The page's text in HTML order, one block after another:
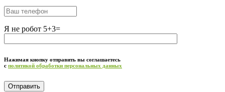
Я не робот 5+3=
Нажимая кнопку отправить вы соглашаетесь
с политикой обработки персональных данных